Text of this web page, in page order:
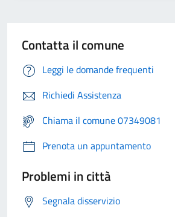
Contatta il comune
Leggi le domande frequenti
Richiedi Assistenza
Chiama il comune 07349081
Prenota un appuntamento
Problemi in città
Segnala disservizio